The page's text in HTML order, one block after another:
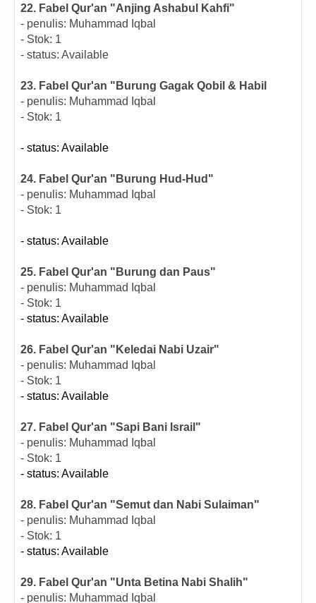
22. Fabel Qur'an "Anjing Ashabul Kahfi"
- penulis: Muhammad Iqbal
- Stok: 1
- status: Available
23. Fabel Qur'an "Burung Gagak Qobil & Habil
- penulis: Muhammad Iqbal
- Stok: 1
- status: Available
24. Fabel Qur'an "Burung Hud-Hud"
- penulis: Muhammad Iqbal
- Stok: 1
- status: Available
25. Fabel Qur'an "Burung dan Paus"
- penulis: Muhammad Iqbal
- Stok: 1
- status: Available
26. Fabel Qur'an "Keledai Nabi Uzair"
- penulis: Muhammad Iqbal
- Stok: 1
- status: Available
27. Fabel Qur'an "Sapi Bani Israil"
- penulis: Muhammad Iqbal
- Stok: 1
- status: Available
28. Fabel Qur'an "Semut dan Nabi Sulaiman"
- penulis: Muhammad Iqbal
- Stok: 1
- status: Available
29. Fabel Qur'an "Unta Betina Nabi Shalih"
- penulis: Muhammad Iqbal